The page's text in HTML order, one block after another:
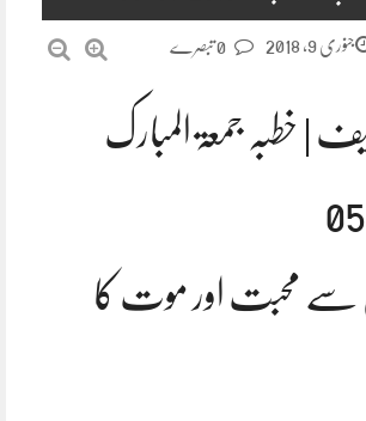
جنوری 9, 2018
| خطبہ جمعۃ المبارک
سے محبت اور موت کا